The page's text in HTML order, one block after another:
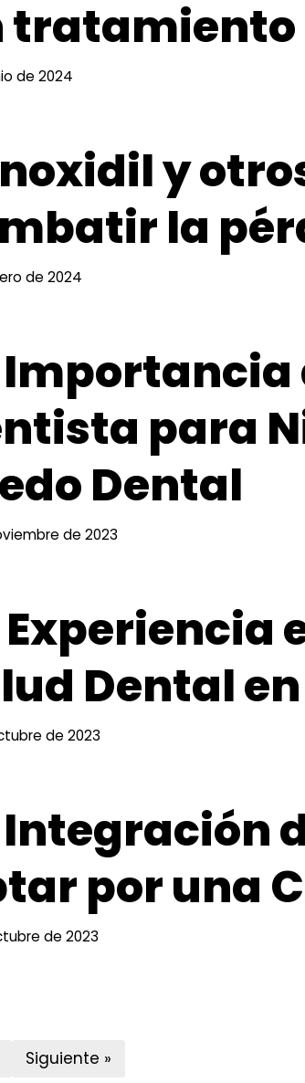
de 2024
y
la
de 2024
para
Dental
de 2023
Dental
de 2023
Integración
por una
de 2023
Siguiente »